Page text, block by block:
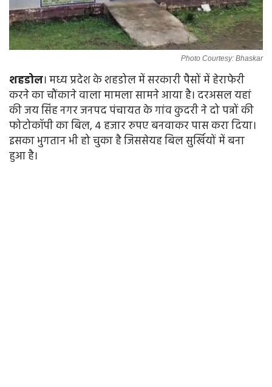
Photo Courtesy: Bhaskar
शहडोल। मध्य प्रदेश के शहडोल में सरकारी पैसों में हेराफेरी
करने का चौंकाने वाला मामला सामने आया है। दरअसल यहां
की जय सिंह नगर जनपद पंचायत के गांव कुदरी ने दो पन्नों की
फोटोकॉपी का बिल, 4 हजार रुपए बनवाकर पास करा दिया।
इसका भुगतान भी हो चुका है जिससेयह बिल सुर्खियों में बना
हुआ है।